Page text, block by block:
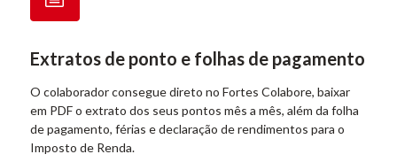
Extratos de ponto e folhas de pagamento
O colaborador consegue direto no Fortes Colabore, baixar
em PDF o extrato dos seus pontos mês a mês, além da folha
de pagamento, férias e declaração de rendimentos para o
Imposto de Renda.